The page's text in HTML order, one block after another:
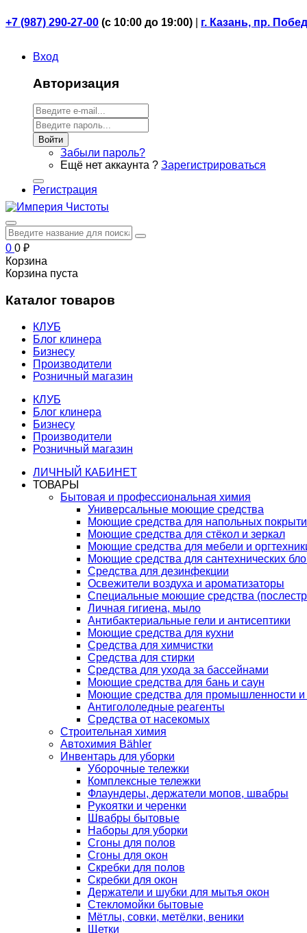
+7 (987) 290-27-00 (с 10:00 до 19:00) г. Казань, пр.
Вход
Авторизация
Войти
Забыли пароль?
Ещё нет аккаунта ? Зарегистрироваться
Регистрация
0 0 ₽
Корзина
Корзина пуста
Каталог товаров
КЛУБ
Блог клинера
Бизнесу
Производители
Розничный магазин
КЛУБ
Блог клинера
Бизнесу
Производители
Розничный магазин
ЛИЧНЫЙ КАБИНЕТ
ТОВАРЫ
Бытовая и профессиональная химия
Универсальные моющие средства
Моющие средства для напольных
Моющие средства для стёкол и зеркал
Моющие средства для мебели и
Моющие средства для сантехнических
Средства для дезинфекции
Освежители воздуха и ароматизаторы
Специальные моющие средства
Личная гигиена, мыло
Антибактериальные гели и антисептики
Моющие средства для кухни
Средства для химчистки
Средства для стирки
Средства для ухода за бассейнами
Моющие средства для бань и саун
Моющие средства для промышленности и
Антигололедные реагенты
Средства от насекомых
Строительная химия
Автохимия Bähler
Инвентарь для уборки
Уборочные тележки
Комплексные тележки
Флаундеры, держатели мопов, швабры
Рукоятки и черенки
Швабры бытовые
Наборы для уборки
Сгоны для полов
Сгоны для окон
Скребки для полов
Скребки для окон
Держатели и шубки для мытья окон
Стекломойки бытовые
Мётлы, совки, метёлки, веники
Щетки